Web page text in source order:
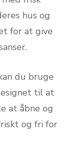
hus og
for at give
du bruge
til at
at åbne og
og fri for